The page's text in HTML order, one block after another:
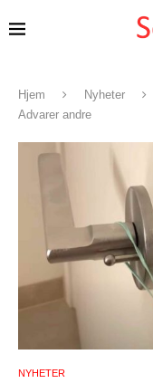
Hjem Nyheter
Advarer andre
NYHETER